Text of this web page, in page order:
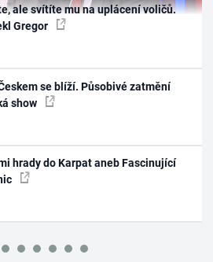
ale svítíte mu na uplácení voličů.
Gregor
se blíží. Působivé zatmění
show
hrady do Karpat aneb Fascinující